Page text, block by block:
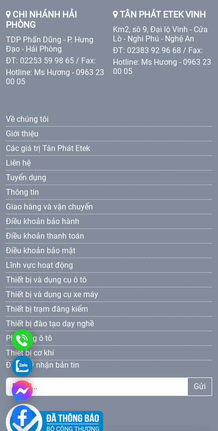
CHI NHÁNH HẢI
PHÒNG
TDP Phấn Dũng - P. Hưng
Đạo - Hải Phòng
ĐT: 02253 59 98 65 / Fax:
Hotline: Ms Hương - 0963 23
00 05
TÂN PHÁT ETEK VINH
Km2, sô 9, Đại lộ Vinh - Cửa
Lò - Nghi Phú - Nghệ An
ĐT: 02383 92 96 68 / Fax:
Hotline: Ms Hương - 0963 23
00 05
Về chúng tôi
Giới thiệu
Các giá trị Tân Phát Etek
Liên hệ
Tuyển dụng
Thông tin
Giao hàng và vận chuyển
Điều khoản bảo hành
Điều khoản thanh toán
Điều khoản bảo mật
Lĩnh vực hoạt động
Thiết bị và dụng cụ ô tô
Thiết bị và dụng cụ xe máy
Thiết bị trạm đăng kiểm
Thiết bị đào tạo dạy nghề
Phụ tùng ô tô
Thiết bị cơ khí
Đăng ký nhận bản tin
Gửi
0961
69
81
0961693381